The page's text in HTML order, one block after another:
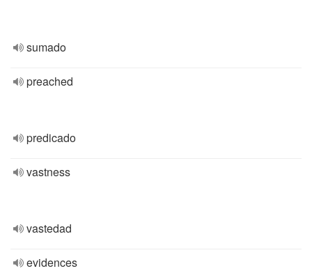
sumado
preached
predicado
vastness
vastedad
evidences